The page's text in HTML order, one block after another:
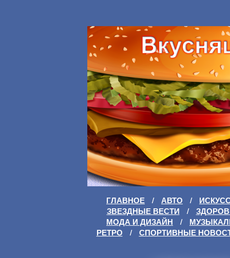
ГЛАВНОЕ / АВТО /
ЗВЕЗДНЫЕ ВЕСТИ
/
МОДА И ДИЗАЙН
/
РЕТРО
/ СПОРТИВНЫЕ